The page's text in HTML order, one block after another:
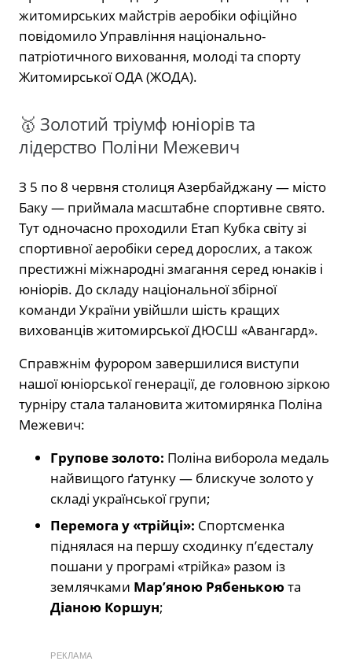
житомирських майстрів аеробіки офіційно
повідомило Управління національно-
патріотичного виховання, молоді та спорту
Житомирської ОДА (ЖОДА).
🥇 Золотий тріумф юніорів та
лідерство Поліни Межевич
З 5 по 8 червня столиця Азербайджану — місто
Баку — приймала масштабне спортивне свято.
Тут одночасно проходили Етап Кубка світу зі
спортивної аеробіки серед дорослих, а також
престижні міжнародні змагання серед юнаків і
юніорів. До складу національної збірної
команди України увійшли шість кращих
вихованців житомирської ДЮСШ «Авангард».
Справжнім фурором завершилися виступи
нашої юніорської генерації, де головною зіркою
турніру стала талановита житомирянка Поліна
Межевич:
Групове золото: Поліна виборола медаль
найвищого ґатунку — блискуче золото у
складі української групи;
Перемога у «трійці»: Спортсменка
піднялася на першу сходинку п’єдесталу
пошани у програмі «трійка» разом із
землячками Мар’яною Рябенькоюта
Діаною Коршун;
РЕКЛАМА